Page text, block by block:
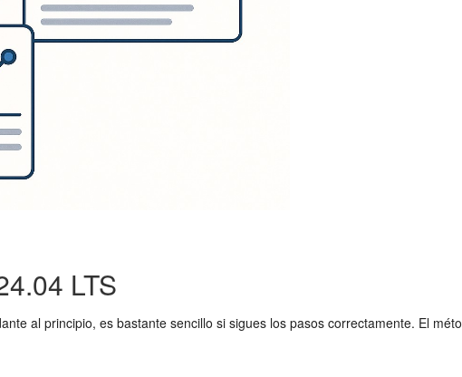
LTS
al principio, es bastante sencillo si sigues los pasos correctamente. El